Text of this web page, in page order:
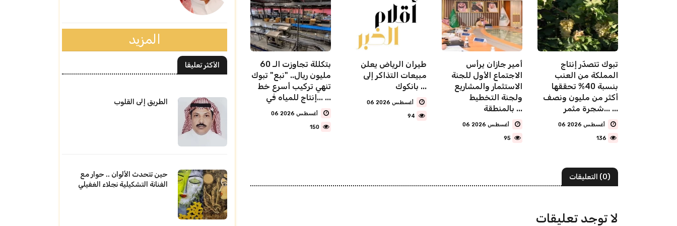
بتكللة تجاوزت الـ 60
مليون ريال.. "نبع" تبوك
تنهي تركيب أسرع خط
إنتاج للمياه في... ...
150
طيران الرياض يعلن
مبيعات التذاكر إلى
بانكوك ...
94
أمير جازان يرأس
الاجتماع الأول للجنة
الاستثمار والمشاريع
ولجنة التخطيط
بالمنطقة ...
95
تبوك تتصدّر إنتاج
المملكة من العنب
بنسبة 40% تحققها
أكثر من مليون ونصف
شجرة مثمر... ...
136
(0) التعليقات
لا توجد تعليقات
المزيد
الأكثر تعليقا
الطريق إلى القلوب
حين تتحدث الألوان .. حوار مع
الفنانة التشكيلية نجلاء الغفيلي